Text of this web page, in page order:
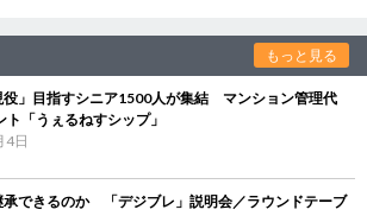
もっと見る
役」目指すシニア1500人が集結 マンション管理代
ト「うぇるねすシップ」
4日
できるのか 「デジブレ」説明会／ラウンドテーブ